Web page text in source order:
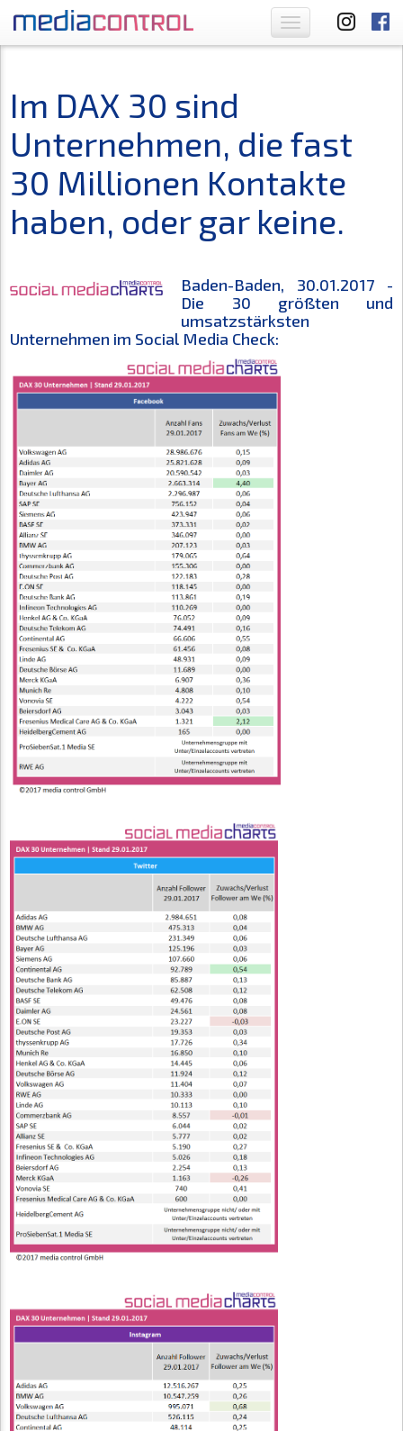
Toggle
navigation
Im DAX 30 sind
Unternehmen, die fast
30 Millionen Kontakte
haben, oder gar keine.
Baden-Baden, 30.01.2017 -
Die 30 größten und
umsatzstärksten
Unternehmen im Social Media Check: